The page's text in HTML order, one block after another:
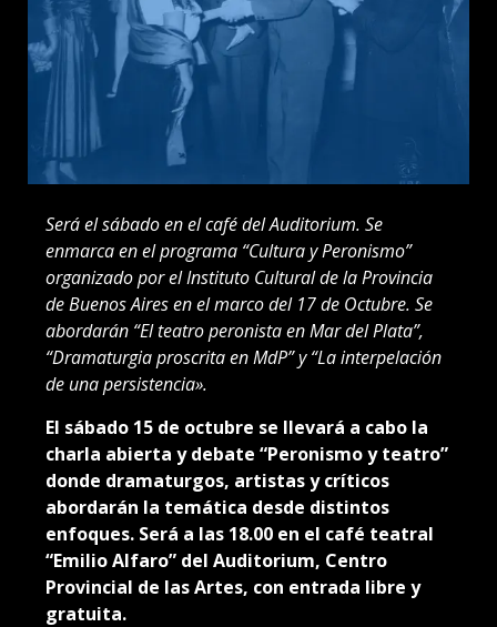
Será el sábado en el café del Auditorium. Se
enmarca en el programa “Cultura y Peronismo”
organizado por el Instituto Cultural de la Provincia
de Buenos Aires en el marco del 17 de Octubre. Se
abordarán “El teatro peronista en Mar del Plata”,
“Dramaturgia proscrita en MdP” y “La interpelación
de una persistencia».
El sábado 15 de octubre se llevará a cabo la
charla abierta y debate “Peronismo y teatro”
donde dramaturgos, artistas y críticos
abordarán la temática desde distintos
enfoques. Será a las 18.00 en el café teatral
“Emilio Alfaro” del Auditorium, Centro
Provincial de las Artes, con entrada libre y
gratuita.